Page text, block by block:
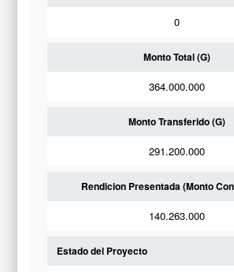
0
Monto Total (G)
364.000.000
Monto Transferido (G)
291.200.000
Rendicion Presentada (Monto
140.263.000
Estado del Proyecto